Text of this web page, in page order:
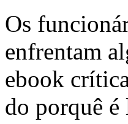
Os
enfrentam
ebook
do porquê